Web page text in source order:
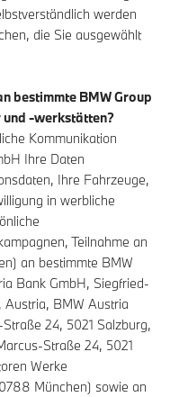
werden
die Sie ausgewählt
bestimmte BMW Group
und -werkstätten?
Kommunikation
Ihre Daten
Ihre Fahrzeuge,
in werbliche
Teilnahme an
an bestimmte BMW
Bank GmbH, Siegfried-
Austria, BMW Austria
24, 5021 Salzburg,
Straße 24, 5021
Werke
München) sowie an